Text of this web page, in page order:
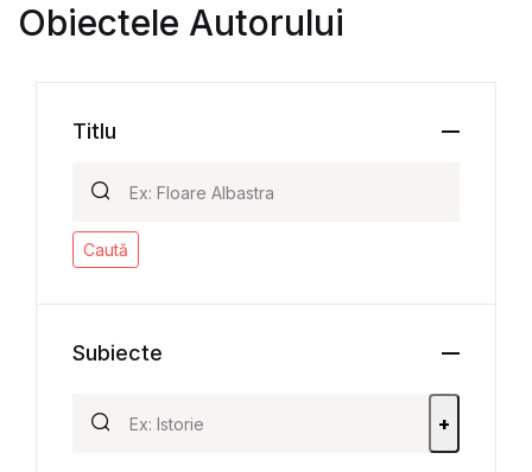
Obiectele Autorului
Titlu
Caută
Subiecte
+